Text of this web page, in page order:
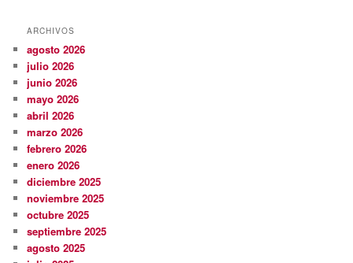
ARCHIVOS
agosto 2026
julio 2026
junio 2026
mayo 2026
abril 2026
marzo 2026
febrero 2026
enero 2026
diciembre 2025
noviembre 2025
octubre 2025
septiembre 2025
agosto 2025